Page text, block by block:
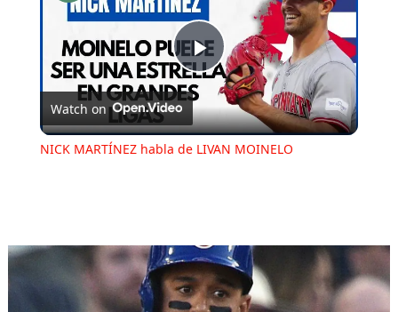
Play
Video
Watch on
NICK MARTÍNEZ habla de LIVAN MOINELO